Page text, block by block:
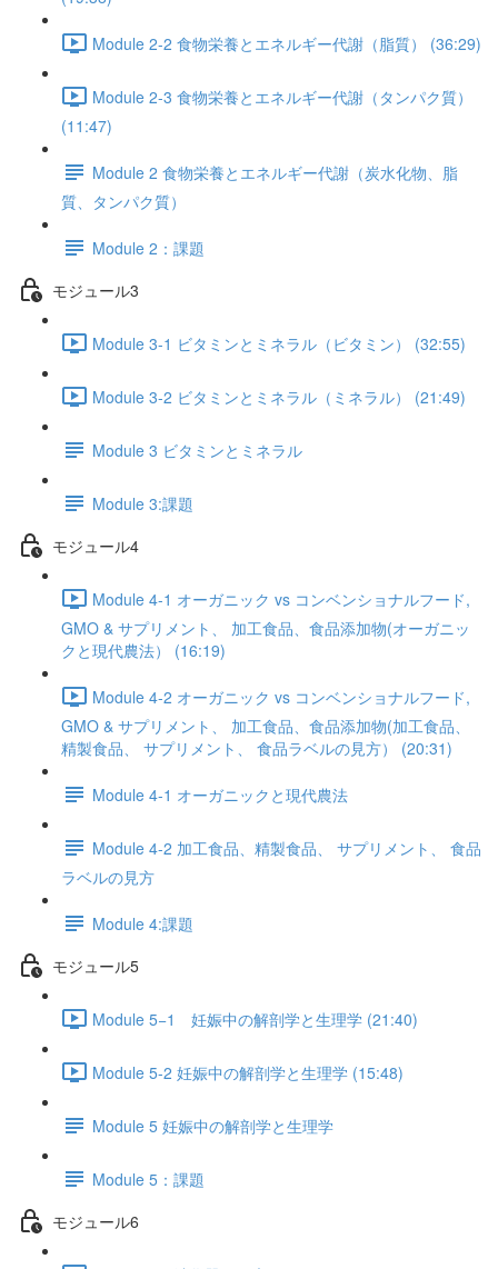
Module 2-2 食物栄養とエネルギー代謝（脂質） (36:29)
Module 2-3 食物栄養とエネルギー代謝（タンパク質）
(11:47)
Module 2 食物栄養とエネルギー代謝（炭水化物、脂
質、タンパク質）
Module 2：課題
モジュール3
Module 3-1 ビタミンとミネラル（ビタミン） (32:55)
Module 3-2 ビタミンとミネラル（ミネラル） (21:49)
Module 3 ビタミンとミネラル
Module 3:課題
モジュール4
Module 4-1 オーガニック vs コンベンショナルフード,
GMO & サプリメント、 加工食品、食品添加物(オーガニッ
クと現代農法） (16:19)
Module 4-2 オーガニック vs コンベンショナルフード,
GMO & サプリメント、 加工食品、食品添加物(加工食品、
精製食品、 サプリメント、 食品ラベルの見方） (20:31)
Module 4-1 オーガニックと現代農法
Module 4-2 加工食品、精製食品、 サプリメント、 食品
ラベルの見方
Module 4:課題
モジュール5
Module 5−1 妊娠中の解剖学と生理学 (21:40)
Module 5-2 妊娠中の解剖学と生理学 (15:48)
Module 5 妊娠中の解剖学と生理学
Module 5：課題
モジュール6